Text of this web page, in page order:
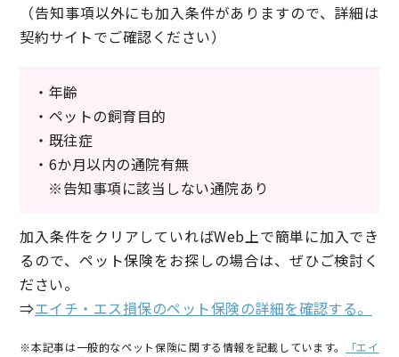
（告知事項以外にも加入条件がありますので、詳細は
契約サイトでご確認ください）
・年齢
・ペットの飼育目的
・既往症
・6か月以内の通院有無
※告知事項に該当しない通院あり
加入条件をクリアしていればWeb上で簡単に加入でき
るので、ペット保険をお探しの場合は、ぜひご検討く
ださい。
⇒エイチ・エス損保のペット保険の詳細を確認する。
※本記事は一般的なペット保険に関する情報を記載しています。
「エイ